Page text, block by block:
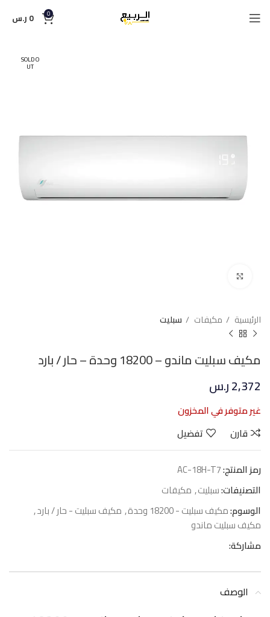
0
0 ر.س
SOLD O
UT
الرئيسية مكيفات سبليت
مكيف سبليت ماندو – 18200 وحدة – حار / بارد
2,372ر.س
غير متوفر في المخزون
قارن
تفضيل
رمز المنتج:AC-18H-T7
التصنيفات:سبليت, مكيفات
الوسوم:مكيف سبليت - 18200 وحدة , مكيف سبليت - حار / بارد,
مكيف سبليت ماندو
مشاركة:
الوصف